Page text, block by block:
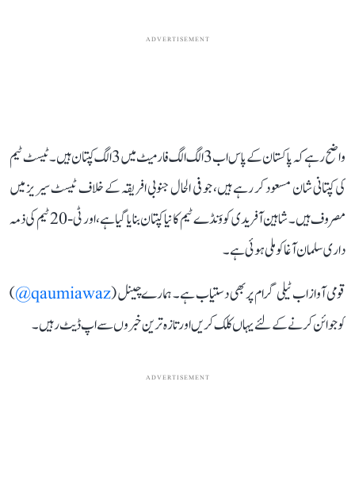
ADVERTISEMENT
واضح رہے کہ پاکستان کے پاس اب 3 الگ الگ فارمیٹ میں 3 الگ کپتان ہیں۔ ٹیسٹ ٹیم
کی کپتانی شان مسعود کر رہے ہیں، جو فی الحال جنوبی افریقہ کے خلاف ٹیسٹ سیریز میں
مصروف ہیں۔ شاہین آفریدی کو وَنڈے ٹیم کا نیا کپتان بنایا گیا ہے، اور ٹی-20 ٹیم کی ذمہ
داری سلمان آغا کو ملی ہوئی ہے۔
قومی آواز اب ٹیلی گرام پر بھی دستیاب ہے۔ ہمارے چینل (qaumiawaz@
)
کو جوائن کرنے کے لئے یہاں کلک کریں اور تازہ ترین خبروں سے اپ ڈیٹ رہیں۔
ADVERTISEMENT